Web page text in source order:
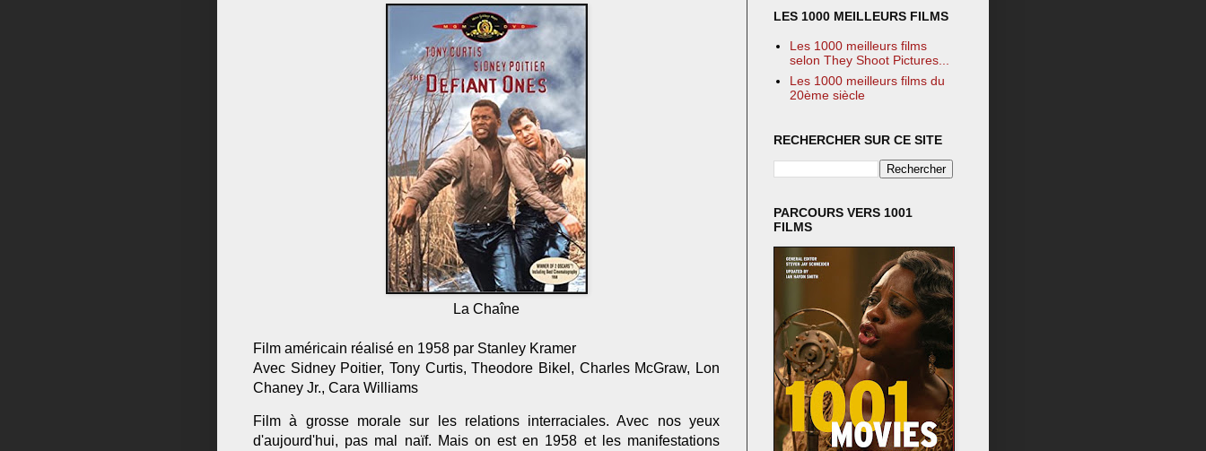
La Chaîne
Film américain réalisé en 1958 par Stanley Kramer
Avec Sidney Poitier, Tony Curtis, Theodore Bikel, Charles McGraw, Lon
Chaney Jr., Cara Williams
Film à grosse morale sur les relations interraciales. Avec nos yeux
d'aujourd'hui, pas mal naïf. Mais on est en 1958 et les manifestations
LES 1000 MEILLEURS FILMS
Les 1000 meilleurs films
selon They Shoot Pictures...
Les 1000 meilleurs films du
20ème siècle
RECHERCHER SUR CE SITE
PARCOURS VERS 1001
FILMS